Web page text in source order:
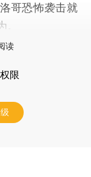
哥恐怖袭击就
读
限